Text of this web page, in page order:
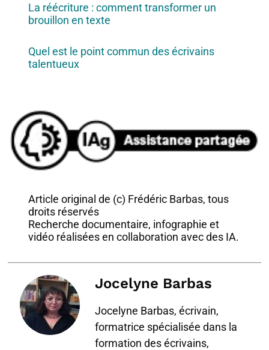
La réécriture : comment transformer un
brouillon en texte
Quel est le point commun des écrivains
talentueux
Article original de (c) Frédéric Barbas, tous
droits réservés
Recherche documentaire, infographie et
vidéo réalisées en collaboration avec des IA.
Jocelyne Barbas
Jocelyne Barbas, écrivain,
formatrice spécialisée dans la
formation des écrivains,